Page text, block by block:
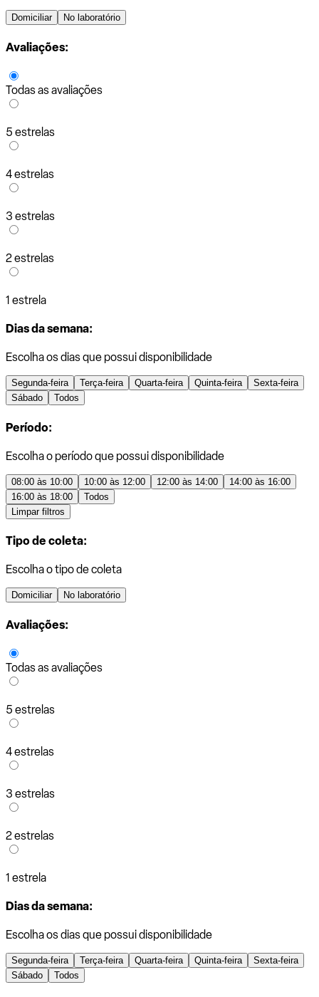
Domiciliar No laboratório
Avaliações:
Todas as avaliações
5 estrelas
4 estrelas
3 estrelas
2 estrelas
1 estrela
Dias da semana:
Escolha os dias que possui disponibilidade
Segunda-feira Terça-feira Quarta-feira Quinta-feira
Sexta-feira
Sábado
Todos
Período:
Escolha o período que possui disponibilidade
08:00 às 10:00 10:00 às 12:00 12:00 às 14:00
14:00 às 16:00
16:00 às 18:00
Todos
Limpar filtros
Tipo de coleta:
Escolha o tipo de coleta
Domiciliar No laboratório
Avaliações:
Todas as avaliações
5 estrelas
4 estrelas
3 estrelas
2 estrelas
1 estrela
Dias da semana:
Escolha os dias que possui disponibilidade
Segunda-feira Terça-feira Quarta-feira Quinta-feira
Sexta-feira
Sábado
Todos